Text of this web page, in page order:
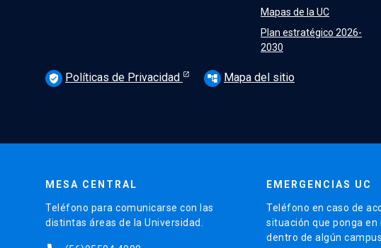
Mapas de la UC
Plan estratégico 2026-
2030
verified_user Políticas de Privacidad account_tree Mapa del sitio
MESA CENTRAL
Teléfono para comunicarse con las
distintas áreas de la Universidad.
EMERGENCIAS UC
Teléfono en caso de
situación que ponga en
dentro de algún campus.